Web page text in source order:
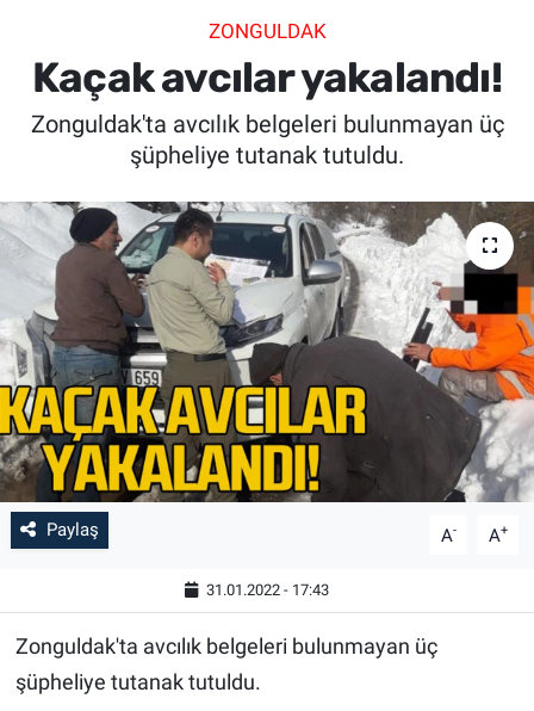
ZONGULDAK
Kaçak avcılar yakalandı!
Zonguldak'ta avcılık belgeleri bulunmayan üç
şüpheliye tutanak tutuldu.
Paylaş A- A+
31.01.2022 - 17:43
Zonguldak'ta avcılık belgeleri bulunmayan üç
şüpheliye tutanak tutuldu.
SPOR
SAĞLIK